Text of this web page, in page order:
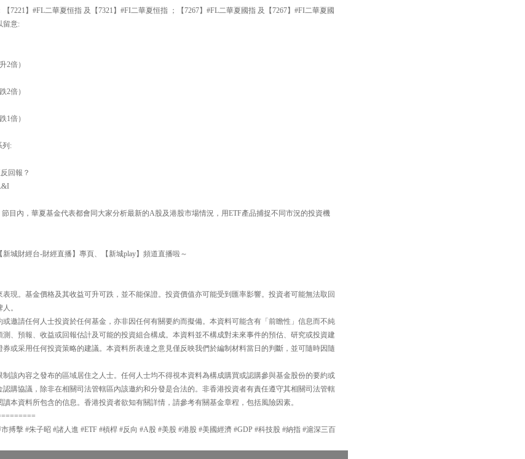
7221】#FL二華夏恒指 及【7321】#FI二華夏恒指 ；【7267】#FL二華夏國指 及【7267】#FI二華夏國
留意:
2倍）
2倍）
1倍）
列:
回報？
目內，華夏基金代表都會同大家分析最新的A股及港股市場情況，用ETF產品捕捉不同市況的投資機
城財經台-財經直播】專頁、【新城play】頻道直播啦～
現。基金價格及其收益可升可跌，並不能保證。投資價值亦可能受到匯率影響。投資者可能無法取回
。
邀請任何人士投資於任何基金，亦非因任何有關要約而擬備。本資料可能含有「前瞻性」信息而不純
、預報、收益或回報估計及可能的投資組合構成。本資料並不構成對未來事件的預估、研究或投資建
或采用任何投資策略的建議。本資料所表達之意見僅反映我們於編制材料當日的判斷，並可隨時因隨
該內容之發布的區域居住之人士。任何人士均不得視本資料為構成購買或認購參與基金股份的要約或
購協議，除非在相關司法管轄區內該邀約和分發是合法的。非香港投資者有責任遵守其相關司法管轄
本資料所包含的信息。香港投資者欲知有關詳情，請參考有關基金章程，包括風險因素。
搏擊 #朱子昭 #諸人進 #ETF #槓桿 #反向 #A股 #美股 #港股 #美國經濟 #GDP #科技股 #納指 #滬深三百